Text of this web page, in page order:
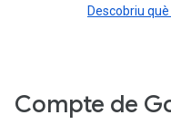
Descobriu
Compte de